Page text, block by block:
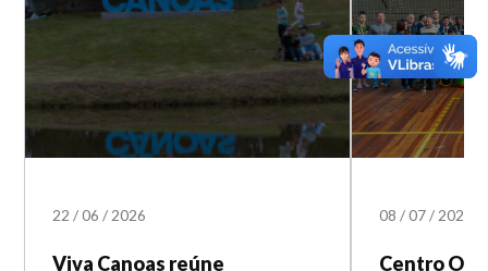
22/06/ 2026
Viva Canoas reúne
08/07/ 2025
Centro